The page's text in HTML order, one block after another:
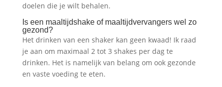
doelen die je wilt behalen.
Is een maaltijdshake of maaltijdvervangers wel zo
gezond?
Het drinken van een shaker kan geen kwaad! Ik raad
je aan om maximaal 2 tot 3 shakes per dag te
drinken. Het is namelijk van belang om ook gezonde
en vaste voeding te eten.